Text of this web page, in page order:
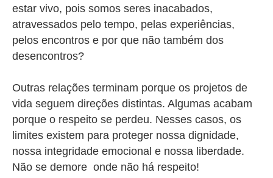
estar vivo, pois somos seres inacabados,
atravessados pelo tempo, pelas experiências,
pelos encontros e por que não também dos
desencontros?
Outras relações terminam porque os projetos de
vida seguem direções distintas. Algumas acabam
porque o respeito se perdeu. Nesses casos, os
limites existem para proteger nossa dignidade,
nossa integridade emocional e nossa liberdade.
Não se demore onde não há respeito!